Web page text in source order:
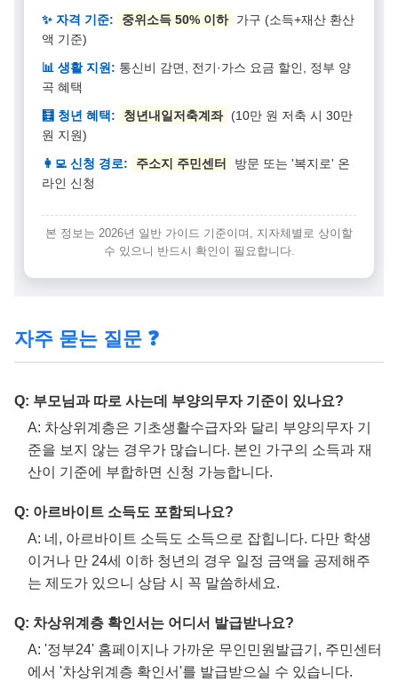
✨ 자격 기준: 중위소득 50% 이하
가구 (소득+재산 환산
액 기준)
📊 생활 지원: 통신비 감면, 전기·가스 요금 할인, 정부 양
곡 혜택
🧮 청년 혜택:
청년내일저축계좌
(10만 원 저축 시 30만
원 지원)
👩‍💻 신청 경로:
주소지 주민센터
방문 또는 '복지로' 온
라인 신청
본 정보는 2026년 일반 가이드 기준이며, 지자체별로 상이할
수 있으니 반드시 확인이 필요합니다.
자주 묻는 질문 ❓
Q: 부모님과 따로 사는데 부양의무자 기준이 있나요?
A: 차상위계층은 기초생활수급자와 달리 부양의무자 기
준을 보지 않는 경우가 많습니다. 본인 가구의 소득과 재
산이 기준에 부합하면 신청 가능합니다.
Q: 아르바이트 소득도 포함되나요?
A: 네, 아르바이트 소득도 소득으로 잡힙니다. 다만 학생
이거나 만 24세 이하 청년의 경우 일정 금액을 공제해주
는 제도가 있으니 상담 시 꼭 말씀하세요.
Q: 차상위계층 확인서는 어디서 발급받나요?
A: '정부24' 홈페이지나 가까운 무인민원발급기, 주민센터
에서 '차상위계층 확인서'를 발급받으실 수 있습니다.